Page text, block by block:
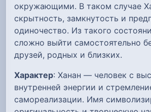
окружающими. В таком случае
скрытность, замкнутость и
одиночество. Из такого
сложно выйти самостоятельно
друзей, родных и близких.
Характер: Ханан — человек с
внутренней энергии и
самореализации. Имя